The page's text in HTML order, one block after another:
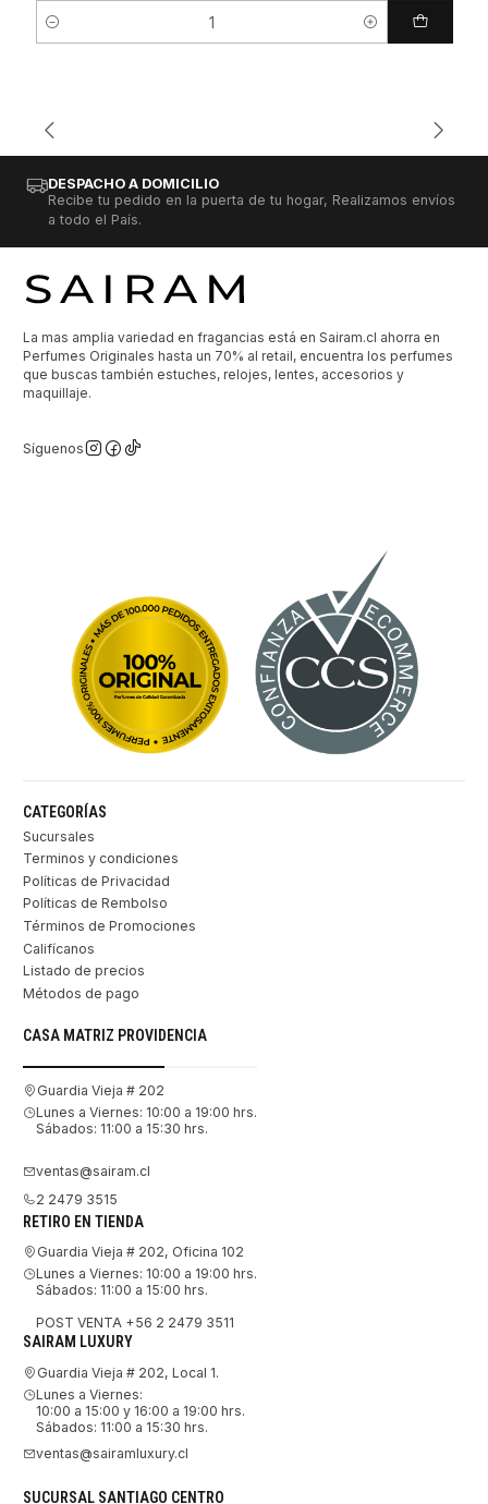
Cantidad
DESPACHO A DOMICILIO
Recibe tu pedido en la puerta de tu hogar, Realizamos envíos
a todo el País.
La mas amplia variedad en fragancias está en Sairam.cl ahorra en
Perfumes Originales hasta un 70% al retail, encuentra los perfumes
que buscas también estuches, relojes, lentes, accesorios y
maquillaje.
Síguenos
CATEGORÍAS
Sucursales
Terminos y condiciones
Políticas de Privacidad
Políticas de Rembolso
Términos de Promociones
Califícanos
Listado de precios
Métodos de pago
CASA MATRIZ PROVIDENCIA
Guardia Vieja # 202
Lunes a Viernes: 10:00 a 19:00 hrs.
Sábados: 11:00 a 15:30 hrs.
ventas@sairam.cl
2 2479 3515
RETIRO EN TIENDA
Guardia Vieja # 202, Oficina 102
Lunes a Viernes: 10:00 a 19:00 hrs.
Sábados: 11:00 a 15:00 hrs.
POST VENTA +56 2 2479 3511
SAIRAM LUXURY
Guardia Vieja # 202, Local 1.
Lunes a Viernes:
10:00 a 15:00 y 16:00 a 19:00 hrs.
Sábados: 11:00 a 15:30 hrs.
ventas@sairamluxury.cl
SUCURSAL SANTIAGO CENTRO